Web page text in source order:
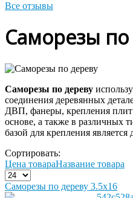
Все отзывы
Саморезы по
Саморезы по дереву
соединения деревянных
ДВП, фанеры, крепления плит
основе, а также в различных
базой для крепления является
Сортировать:
Цена товараНазвание товара
Саморезы по дереву 3.5х16